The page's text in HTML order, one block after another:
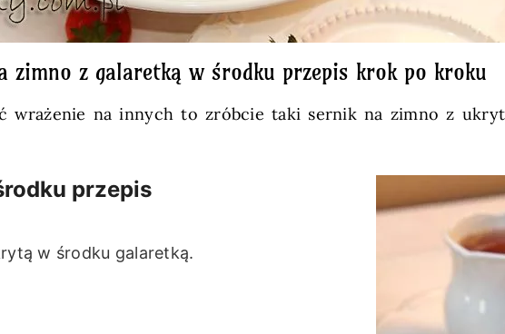
zimno z galaretką w środku przepis krok po kroku
wrażenie na innych to zróbcie taki sernik na zimno z
przepis
w środku galaretką.